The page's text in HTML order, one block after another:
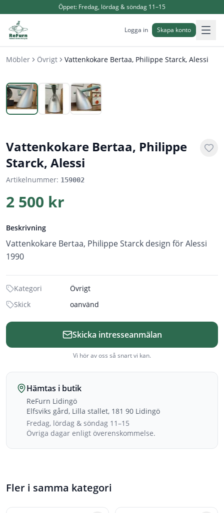
Öppet: Fredag, lördag & söndag 11–15
Logga in Skapa konto
Möbler Övrigt Vattenkokare Bertaa, Philippe Starck, Alessi
1/3
Vattenkokare Bertaa, Philippe
Starck, Alessi
Artikelnummer: 159002
2 500 kr
Beskrivning
Vattenkokare Bertaa, Philippe Starck design för Alessi
1990
Kategori
Övrigt
Skick
oanvänd
Skicka intresseanmälan
Vi hör av oss så snart vi kan.
Hämtas i butik
ReFurn Lidingö
Elfsviks gård, Lilla stallet, 181 90 Lidingö
Fredag, lördag & söndag 11–15
Övriga dagar enligt överenskommelse.
Fler i samma kategori